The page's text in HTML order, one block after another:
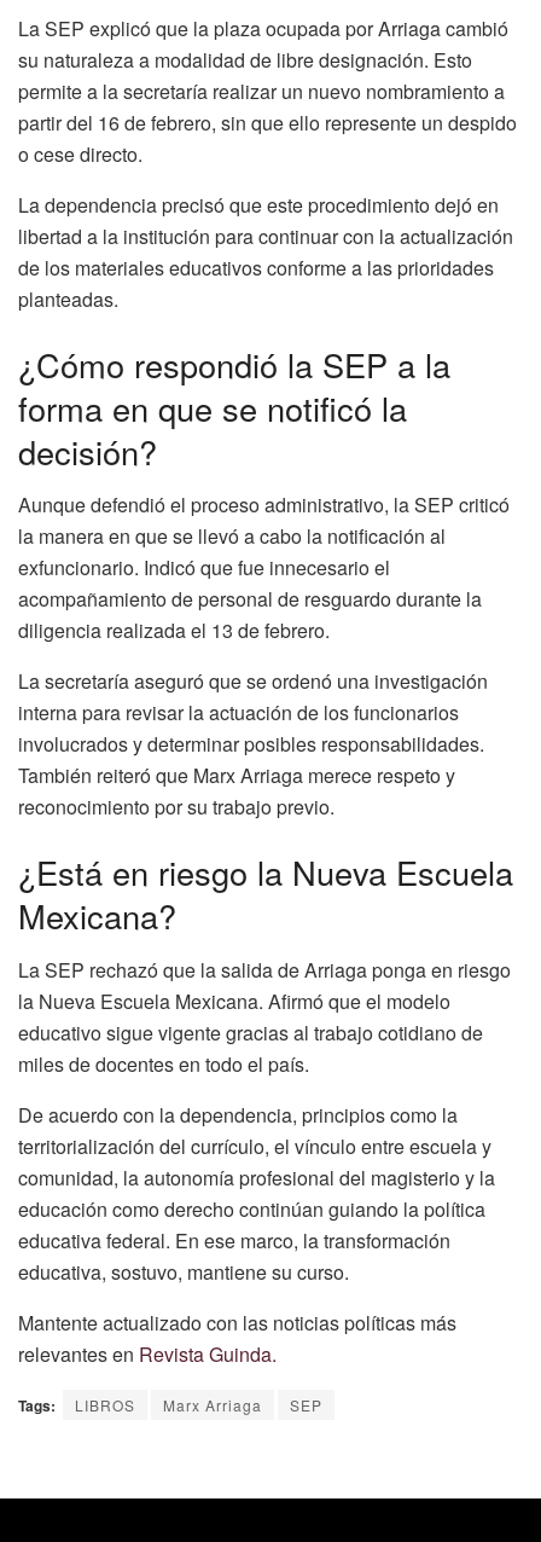
La SEP explicó que la plaza ocupada por Arriaga cambió
su naturaleza a modalidad de libre designación. Esto
permite a la secretaría realizar un nuevo nombramiento a
partir del 16 de febrero, sin que ello represente un despido
o cese directo.
La dependencia precisó que este procedimiento dejó en
libertad a la institución para continuar con la actualización
de los materiales educativos conforme a las prioridades
planteadas.
¿Cómo respondió la SEP a la
forma en que se notificó la
decisión?
Aunque defendió el proceso administrativo, la SEP criticó
la manera en que se llevó a cabo la notificación al
exfuncionario. Indicó que fue innecesario el
acompañamiento de personal de resguardo durante la
diligencia realizada el 13 de febrero.
La secretaría aseguró que se ordenó una investigación
interna para revisar la actuación de los funcionarios
involucrados y determinar posibles responsabilidades.
También reiteró que Marx Arriaga merece respeto y
reconocimiento por su trabajo previo.
¿Está en riesgo la Nueva Escuela
Mexicana?
La SEP rechazó que la salida de Arriaga ponga en riesgo
la Nueva Escuela Mexicana. Afirmó que el modelo
educativo sigue vigente gracias al trabajo cotidiano de
miles de docentes en todo el país.
De acuerdo con la dependencia, principios como la
territorialización del currículo, el vínculo entre escuela y
comunidad, la autonomía profesional del magisterio y la
educación como derecho continúan guiando la política
educativa federal. En ese marco, la transformación
educativa, sostuvo, mantiene su curso.
Mantente actualizado con las noticias políticas más
relevantes en Revista Guinda.
Tags: LIBROS Marx Arriaga SEP